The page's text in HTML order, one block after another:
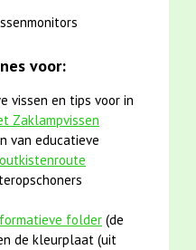
voor:
vissen en tips voor in
Zaklampvissen
van educatieve
folder (de
de kleurplaat (uit